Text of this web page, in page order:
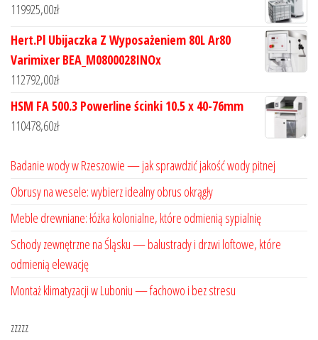
119925,00zł
Hert.Pl Ubijaczka Z Wyposażeniem 80L Ar80
Varimixer BEA_M0800028INOx
112792,00zł
HSM FA 500.3 Powerline ścinki 10.5 x 40-76mm
110478,60zł
Badanie wody w Rzeszowie — jak sprawdzić jakość wody pitnej
Obrusy na wesele: wybierz idealny obrus okrągły
Meble drewniane: łóżka kolonialne, które odmienią sypialnię
Schody zewnętrzne na Śląsku — balustrady i drzwi loftowe, które
odmienią elewację
Montaż klimatyzacji w Luboniu — fachowo i bez stresu
zzzzz